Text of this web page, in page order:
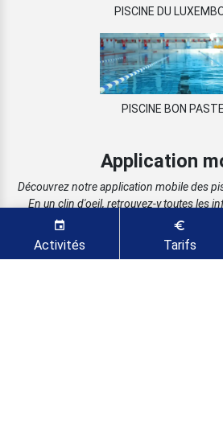
Activités Tarifs
PISCINE DU
PISCINE BON
Application
Découvrez notre application mobile des
En un clin d'oeil, retrouvez-y toutes les
réservez directement depuis